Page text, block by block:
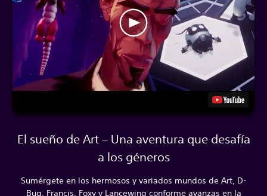
El sueño de Art – Una aventura que desafía
a los géneros
Sumérgete en los hermosos y variados mundos de Art, D-
Bug, Francis, Foxy y Lancewing conforme avanzas en la